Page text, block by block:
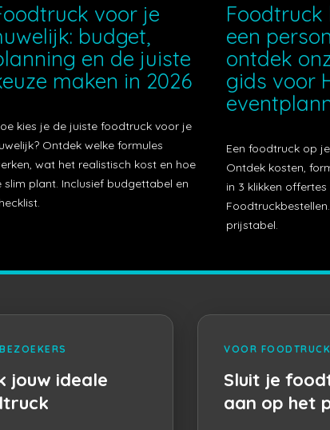
voor je
budget,
en de juiste
maken in 2026
kies je de juiste foodtruck voor je
Ontdek welke formules
wat het realistisch kost en hoe
slim plant. Inclusief budgettabel en
Foodtruck
een
ontdek
gids voor
Een foodtruck op
Ontdek kosten,
in 3 klikken
prijstabel.
jouw ideale
VOOR
Sluit je
aan op het